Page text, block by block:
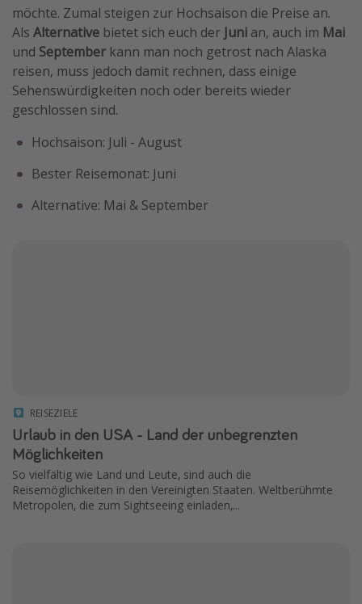
möchte. Zumal steigen zur Hochsaison die Preise an.
Als Alternative bietet sich euch der Juni an, auch im Mai
und September kann man noch getrost nach Alaska
reisen, muss jedoch damit rechnen, dass einige
Sehenswürdigkeiten noch oder bereits wieder
geschlossen sind.
Hochsaison: Juli - August
Bester Reisemonat: Juni
Alternative: Mai & September
REISEZIELE
Urlaub in den USA - Land der unbegrenzten
Möglichkeiten
So vielfältig wie Land und Leute, sind auch die
Reisemöglichkeiten in den Vereinigten Staaten. Weltberühmte
Metropolen, die zum Sightseeing einladen,...